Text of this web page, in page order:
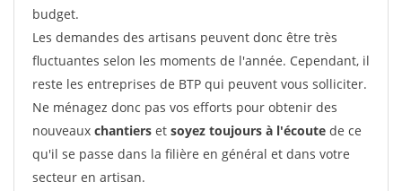
budget.
Les demandes des artisans peuvent donc être très
fluctuantes selon les moments de l'année. Cependant, il
reste les entreprises de BTP qui peuvent vous solliciter.
Ne ménagez donc pas vos efforts pour obtenir des
nouveaux chantiers et soyez toujours à l'écoute de ce
qu'il se passe dans la filière en général et dans votre
secteur en artisan.